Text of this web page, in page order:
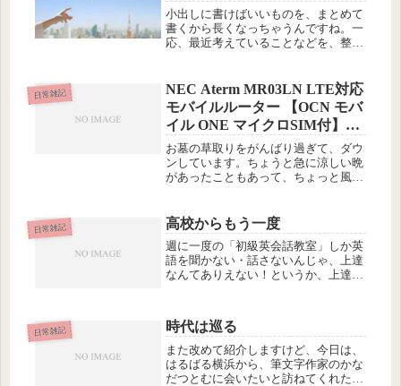
小出しに書けばいいものを、まとめて
書くから長くなっちゃうんですね。一
応、最近考えていることなどを、整理
なるか分からないけど、とにかく仕事
をお手伝いいただける方2名に、つと
む...
日常雑記
NEC Aterm MR03LN LTE対応
モバイルルーター 【OCN モバ
イル ONE マイクロSIM付】を
買ってみた
お墓の草取りをがんばり過ぎて、ダウ
ンしています。ちょうと急に涼しい晩
があったこともあって、ちょっと風邪
てうたたねしています。。。ところ
で、先日帰省した長女がモバイル
Wifi...
日常雑記 高校からもう一度
週に一度の「初級英会話教室」しか英
語を聞かない・話さないんじゃ、上達
なんてありえない！というか、上達っ
通ってようやくたどり着いた結論は…
「そうだ、単語を覚えよう！」（笑）
高...
日常雑記 時代は巡る
また改めて紹介しますけど、今日は、
はるばる横浜から、筆文字作家のかな
だつとむに会いたいと訪ねてくれた青